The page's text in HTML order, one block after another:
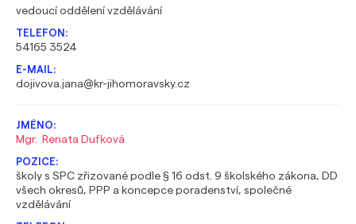
vedoucí oddělení vzdělávání
54165 3524
dojivova.jana@kr-jihomoravsky.cz
Mgr. Renata Dufková
školy s SPC zřizované podle § 16 odst. 9 školského zákona, DD
všech okresů, PPP a koncepce poradenství, společné
vzdělávání